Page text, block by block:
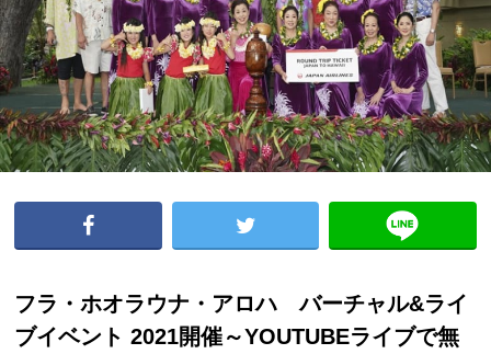
フラ・ホオラウナ・アロハ バーチャル&ライ
ブイベント 2021開催～YOUTUBEライブで無